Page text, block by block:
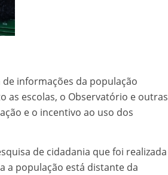
informações da população
escolas, o Observatório e outras
e o incentivo ao uso dos
de cidadania que foi realizada
a população está distante da